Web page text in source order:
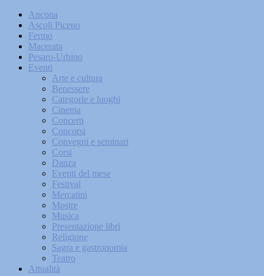
Ancona
Ascoli Piceno
Fermo
Macerata
Pesaro-Urbino
Eventi
Arte e cultura
Benessere
Categorie e luoghi
Cinema
Concerti
Concorsi
Convegni e seminari
Corsi
Danza
Eventi del mese
Festival
Mercatini
Mostre
Musica
Presentazione libri
Religione
Sagra e gastronomia
Teatro
Attualità